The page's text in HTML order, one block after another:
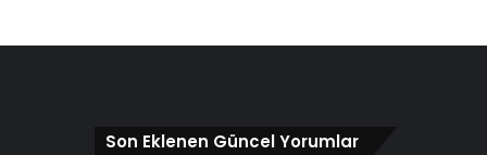
Son Eklenen Güncel Yorumlar